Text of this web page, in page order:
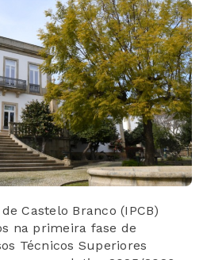
Castelo Branco (IPCB)
na primeira fase de
Técnicos Superiores